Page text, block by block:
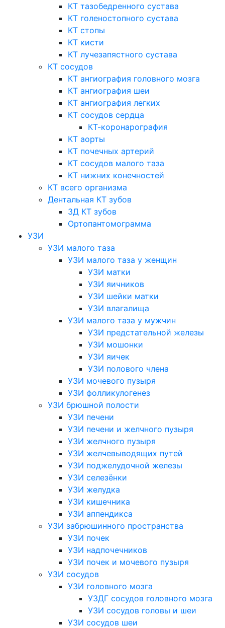
КТ тазобедренного сустава
КТ голеностопного сустава
КТ стопы
КТ кисти
КТ лучезапястного сустава
КТ сосудов
КТ ангиография головного мозга
КТ ангиография шеи
КТ ангиография легких
КТ сосудов сердца
КТ-коронарография
КТ аорты
КТ почечных артерий
КТ сосудов малого таза
КТ нижних конечностей
КТ всего организма
Дентальная КТ зубов
3Д КТ зубов
Ортопантомограмма
УЗИ
УЗИ малого таза
УЗИ малого таза у женщин
УЗИ матки
УЗИ яичников
УЗИ шейки матки
УЗИ влагалища
УЗИ малого таза у мужчин
УЗИ предстательной железы
УЗИ мошонки
УЗИ яичек
УЗИ полового члена
УЗИ мочевого пузыря
УЗИ фолликулогенез
УЗИ брюшной полости
УЗИ печени
УЗИ печени и желчного пузыря
УЗИ желчного пузыря
УЗИ желчевыводящих путей
УЗИ поджелудочной железы
УЗИ селезёнки
УЗИ желудка
УЗИ кишечника
УЗИ аппендикса
УЗИ забрюшинного пространства
УЗИ почек
УЗИ надпочечников
УЗИ почек и мочевого пузыря
УЗИ сосудов
УЗИ головного мозга
УЗДГ сосудов головного мозга
УЗИ сосудов головы и шеи
УЗИ сосудов шеи